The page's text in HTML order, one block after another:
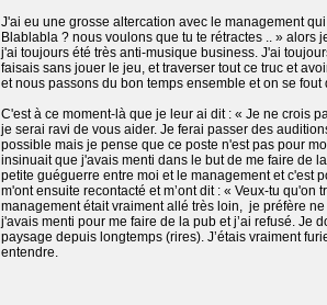
J'ai eu une grosse altercation avec le management
Blablabla ? nous voulons que tu te rétractes .. » alors
j'ai toujours été très anti-musique business. J'ai
faisais sans jouer le jeu, et traverser tout ce truc et
et nous passons du bon temps ensemble et on se
C'est à ce moment-là que je leur ai dit : « Je ne crois
je serai ravi de vous aider. Je ferai passer des
possible mais je pense que ce poste n'est pas pour
insinuait que j'avais menti dans le but de me faire de
petite guéguerre entre moi et le management et c'est
m'ont ensuite recontacté et m’ont dit : « Veux-tu
management était vraiment allé très loin, je préfère
j'avais menti pour me faire de la pub et j’ai refusé. Je
paysage depuis longtemps (rires). J’étais vraiment
entendre.